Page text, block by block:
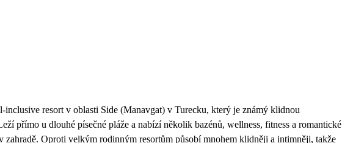
resort v oblasti Side (Manavgat) v Turecku, který je známý klidnou
přímo u dlouhé písečné pláže a nabízí několik bazénů, wellness, fitness a romantické
zahradě. Oproti velkým rodinným resortům působí mnohem klidněji a intimněji, takže